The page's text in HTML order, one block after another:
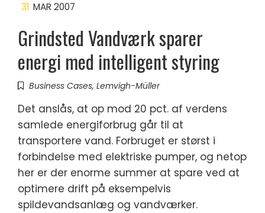
31 MAR 2007
Grindsted Vandværk sparer
energi med intelligent styring
Business Cases, Lemvigh-Müller
Det anslås, at op mod 20 pct. af verdens
samlede energiforbrug går til at
transportere vand. Forbruget er størst i
forbindelse med elektriske pumper, og netop
her er der enorme summer at spare ved at
optimere drift på eksempelvis
spildevandsanlæg og vandværker.